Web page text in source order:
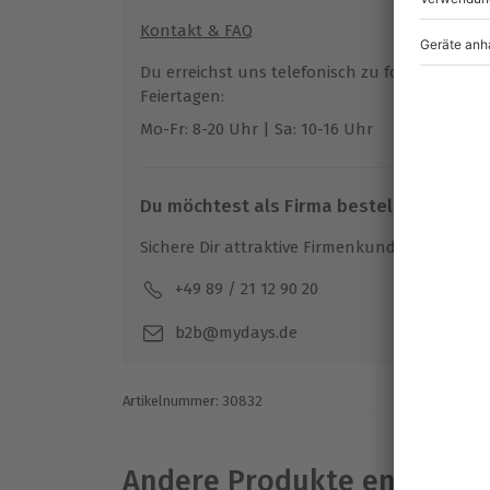
Kontakt & FAQ
Du erreichst uns telefonisch zu folgenden
Feiertagen:
Mo-Fr: 8-20 Uhr | Sa: 10-16 Uhr
Du möchtest als Firma bestellen?
Sichere Dir attraktive Firmenkunden Vorteile.
+49 89 / 21 12 90 20
b2b@mydays.de
Artikelnummer: 30832
Andere Produkte entdecken